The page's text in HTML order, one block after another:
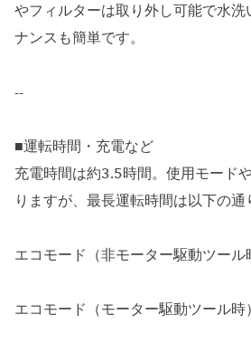
やフィルターは取り外し可能で水
ナンスも簡単です。
--
■運転時間・充電など
充電時間は約3.5時間。使用モード
りますが、最長運転時間は以下の通
エコモード（非モーター駆動ツー
エコモード（モーター駆動ツール